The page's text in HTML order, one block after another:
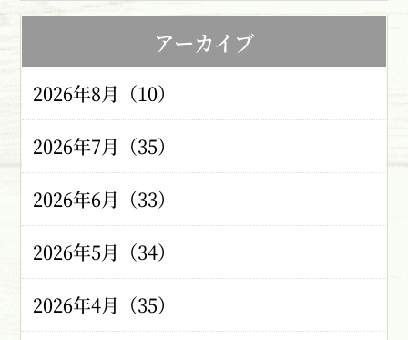
アーカイブ
2026年8月（10）
2026年7月（35）
2026年6月（33）
2026年5月（34）
2026年4月（35）